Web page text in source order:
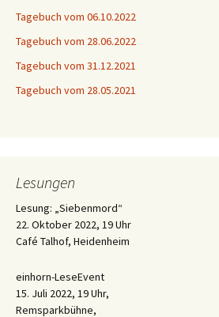
Tagebuch vom 06.10.2022
Tagebuch vom 28.06.2022
Tagebuch vom 31.12.2021
Tagebuch vom 28.05.2021
Lesungen
Lesung: „Siebenmord“
22. Oktober 2022, 19 Uhr
Café Talhof, Heidenheim
einhorn-LeseEvent
15. Juli 2022, 19 Uhr,
Remsparkbühne,